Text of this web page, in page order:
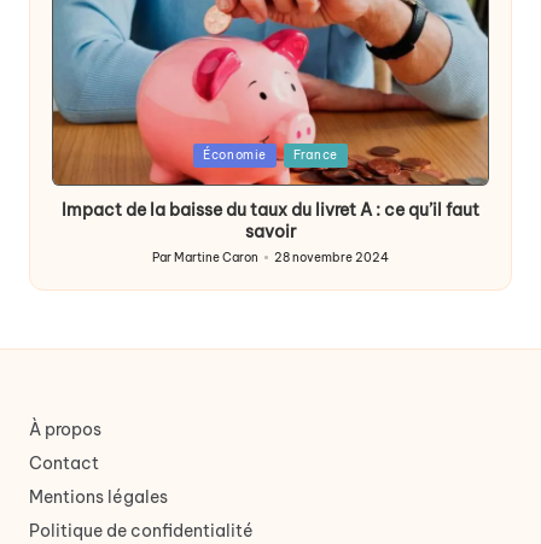
Économie France
Impact de la baisse du taux du livret A : ce qu’il faut
savoir
Publié
par
ParMartine Caron 28 novembre 2024
À propos
Contact
Mentions légales
Politique de confidentialité